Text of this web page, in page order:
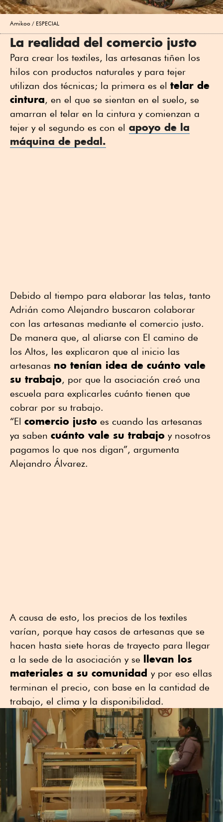
Amikoo ESPECIAL
La realidad del comercio justo
Para crear los textiles, las artesanas tiñen los
hilos con productos naturales y para tejer
utilizan dos técnicas; la primera es el telar de
cintura, en el que se sientan en el suelo, se
amarran el telar en la cintura y comienzan a
tejer y el segundo es con el apoyo de la
máquina de pedal.
Debido al tiempo para elaborar las telas, tanto
Adrián como Alejandro buscaron colaborar
con las artesanas mediante el comercio justo.
De manera que, al aliarse con El camino de
los Altos, les explicaron que al inicio las
artesanas no tenían idea de cuánto vale
su trabajo, por que la asociación creó una
escuela para explicarles cuánto tienen que
cobrar por su trabajo.
“El comercio justo es cuando las artesanas
ya saben cuánto vale su trabajo y nosotros
pagamos lo que nos digan”, argumenta
Alejandro Álvarez.
A causa de esto, los precios de los textiles
varían, porque hay casos de artesanas que se
hacen hasta siete horas de trayecto para llegar
a la sede de la asociación y se llevan los
materiales a su comunidad y por eso ellas
terminan el precio, con base en la cantidad de
trabajo, el clima y la disponibilidad.